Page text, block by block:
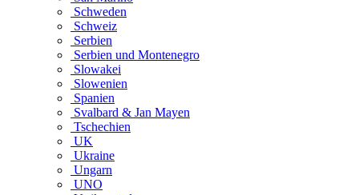
Schweden
Schweiz
Serbien
Serbien und Montenegro
Slowakei
Slowenien
Spanien
Svalbard & Jan Mayen
Tschechien
UK
Ukraine
Ungarn
UNO